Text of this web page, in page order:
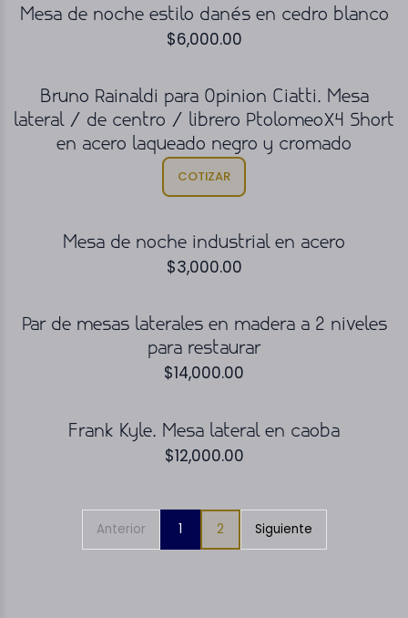
Mesa de noche estilo danés en cedro blanco
$6,000.00
Bruno Rainaldi para Opinion Ciatti. Mesa
lateral / de centro / librero PtolomeoX4 Short
en acero laqueado negro y cromado
COTIZAR
Mesa de noche industrial en acero
$3,000.00
Par de mesas laterales en madera a 2 niveles
para restaurar
$14,000.00
Frank Kyle. Mesa lateral en caoba
$12,000.00
Anterior 1 2 Siguiente